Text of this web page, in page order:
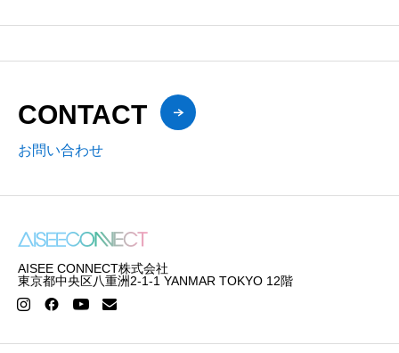
AI教育を提供。今を頑張る選手に、
CONTACT
お問い合わせ
AISEE CONNECT株式会社
東京都中央区八重洲2-1-1 YANMAR TOKYO 12階